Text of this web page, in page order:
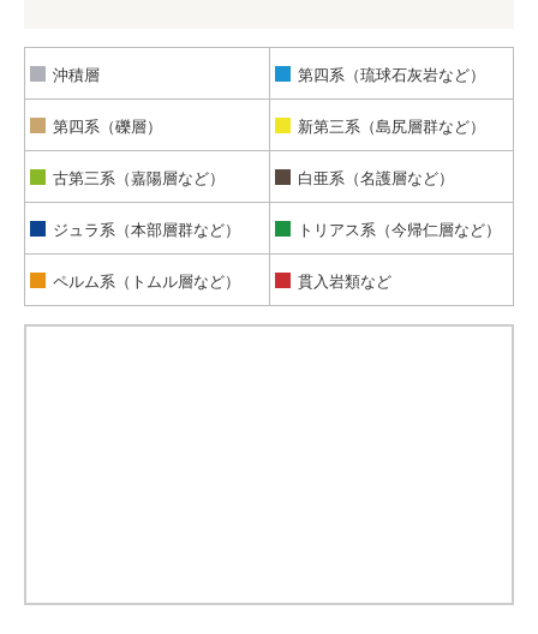
沖積層 第四系（琉球石灰岩など）
第四系（礫層） 新第三系（島尻層群など）
古第三系（嘉陽層など） 白亜系（名護層など）
ジュラ系（本部層群など） トリアス系（今帰仁層など）
ペルム系（トムル層など） 貫入岩類など